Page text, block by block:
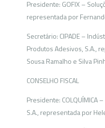
Presidente: GOFIX –
representada por
Secretário: CIPADE –
Produtos Adesivos, S.A.,
Sousa Ramalho e Silva
CONSELHO FISCAL
Presidente: COLQUÍMICA
S.A., representada por